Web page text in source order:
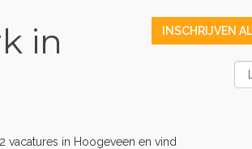
in
vacatures in Hoogeveen en vind
INSCHRIJVEN